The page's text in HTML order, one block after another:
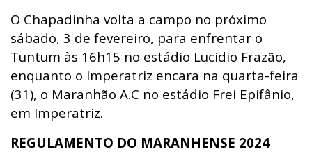
O Chapadinha volta a campo no próximo
sábado, 3 de fevereiro, para enfrentar o
Tuntum às 16h15 no estádio Lucidio Frazão,
enquanto o Imperatriz encara na quarta-feira
(31), o Maranhão A.C no estádio Frei Epifânio,
em Imperatriz.
REGULAMENTO DO MARANHENSE 2024